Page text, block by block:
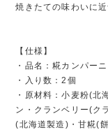
焼きたての味わいに
【仕様】
・品名：糀カンパー
・入り数：2個
・原材料：小麦粉(北
ン・クランベリー(ク
(北海道製造)・甘糀(